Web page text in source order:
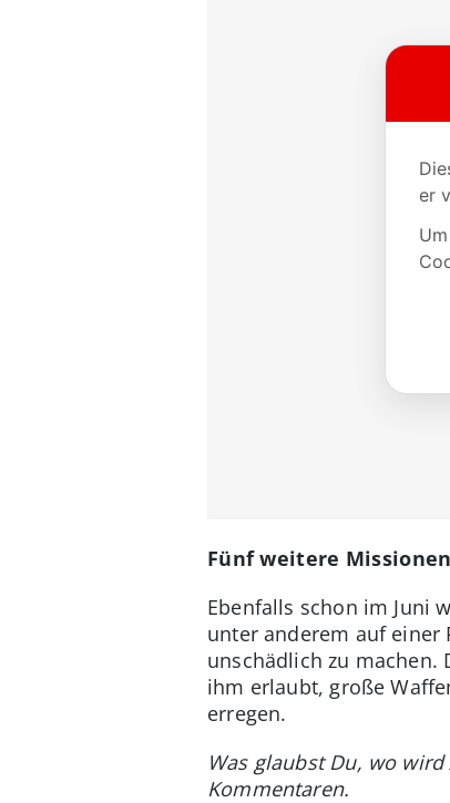
Fünf weitere Missionen
Ebenfalls schon im Juni
unter anderem auf einer
unschädlich zu machen.
ihm erlaubt, große
erregen.
Was glaubst Du, wo
Kommentaren.